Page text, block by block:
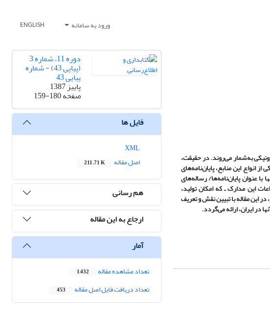
ورود به سامانه ENGLISH
به‌شمار می‌روند. در حقیقت،
انواع این منابع، پایان‌نامه‌های
عنوان پایان‌نامه‌ها/ رساله‌های
این مدارک ـ که امکان تولید،
در این مقاله با تبیین نقش و تعریف
در ایران، ارائه می‌گردد.
دوره 11، شماره 3
(پیاپی 43) - شماره
پیاپی 43
پاییز 1387
صفحه159-180
فایل ها
اصل مقاله
211.71 K
هم رسانی
ارجاع به این مقاله
آمار
تعداد مشاهده مقاله 1,432
تعداد دریافت فایل اصل مقاله 453